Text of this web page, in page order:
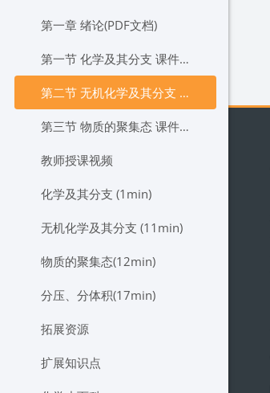
第一章 绪论(PDF文档)
第一节 化学及其分支 课件.pdf
第二节 无机化学及其分支 课件.pdf
第三节 物质的聚集态 课件.pdf
教师授课视频
化学及其分支 (1min)
无机化学及其分支 (11min)
物质的聚集态(12min)
分压、分体积(17min)
拓展资源
扩展知识点